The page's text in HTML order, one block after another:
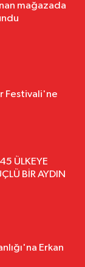
mağazada
Festivali'ne
ÜLKEYE
BİR AYDIN
Erkan